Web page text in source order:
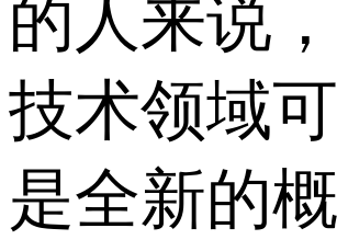
的人来说
技术领域
是全新的概